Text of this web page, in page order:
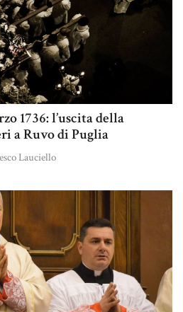
1736: l’uscita della
a Ruvo di Puglia
Lauciello